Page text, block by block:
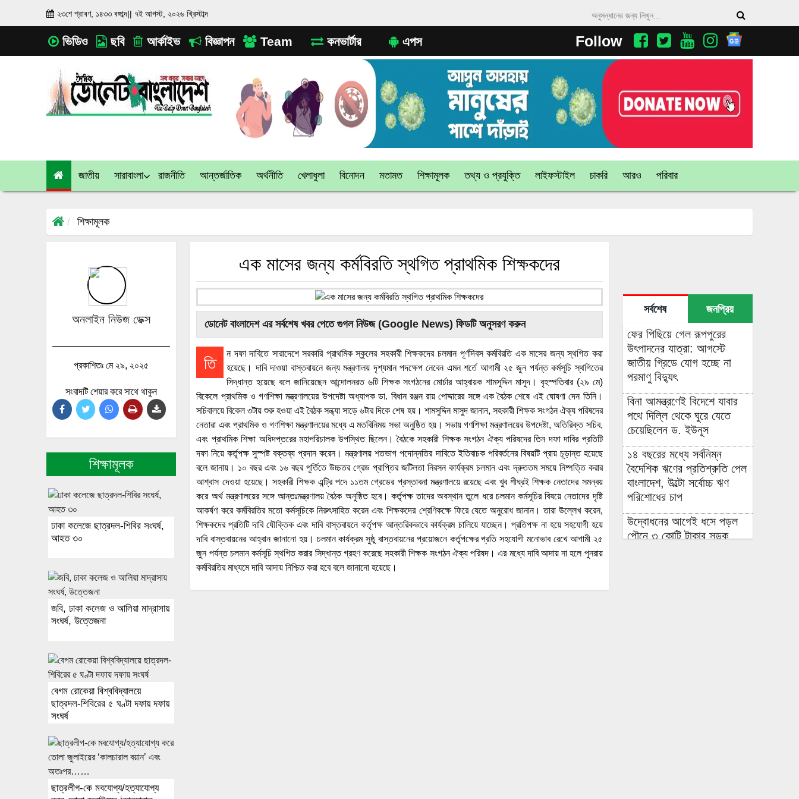
২৩শে শ্রাবণ, ১৪৩৩ বঙ্গাব্দ|| ৭ই আগস্ট, ২০২৬ খ্রিস্টাব্দ
ভিডিও ছবি আর্কাইভ বিজ্ঞাপন Team কনভার্টার এপস Follow
জাতীয় সারাবাংলা রাজনীতি আন্তর্জাতিক অর্থনীতি খেলাধুলা বিনোদন মতামত শিক্ষামূলক তথ্য ও প্রযুক্তি লাইফস্টাইল চাকরি আরও পরিবার
শিক্ষামূলক
অনলাইন নিউজ ডেক্স
প্রকাশিতঃ মে ২৯, ২০২৫
সংবাদটি শেয়ার করে সাথে থাকুন
শিক্ষামূলক
ঢাকা কলেজে ছাত্রদল-শিবির সংঘর্ষ,
আহত ৩০
জবি, ঢাকা কলেজ ও আলিয়া মাদ্রাসায়
সংঘর্ষ, উত্তেজনা
বেগম রোকেয়া বিশ্ববিদ্যালয়ে
ছাত্রদল-শিবিরের ৫ ঘণ্টা দফায় দফায়
সংঘর্ষ
ছাত্রলীগ-কে মবযোগ্য/হত্যাযোগ্য
এক মাসের জন্য কর্মবিরতি স্থগিত প্রাথমিক শিক্ষকদের
ডোনেট বাংলাদেশ এর সর্বশেষ খবর পেতে গুগল নিউজ (Google News) ফিডটি অনুসরণ করুন
তি
ন দফা দাবিতে সারাদেশে সরকারি প্রাথমিক স্কুলের সহকারী শিক্ষকদের চলমান পূর্ণদিবস কর্মবিরতি এক মাসের জন্য স্থগিত করা
হয়েছে। দাবি দাওয়া বাস্তবায়নে জন্য মন্ত্রণালয় দৃশ্যমান পদক্ষেপ নেবেন এমন শর্তে আগামী ২৫ জুন পর্যন্ত কর্মসূচি স্থগিতের
সিদ্ধান্ত হয়েছে বলে জানিয়েছেন আন্দোলনরত ৬টি শিক্ষক সংগঠনের মোর্চার আহ্বায়ক শামসুদ্দিন মাসুদ। বৃহস্পতিবার (২৯ মে)
বিকেলে প্রাথমিক ও গণশিক্ষা মন্ত্রণালয়ের উপদেষ্টা অধ্যাপক ডা. বিধান রঞ্জন রায় পোদ্দারের সঙ্গে এক বৈঠক শেষে এই ঘোষণা দেন তিনি।
সচিবালয়ে বিকেল ৩টায় শুরু হওয়া এই বৈঠক সন্ধ্যা সাড়ে ৬টার দিকে শেষ হয়। শামসুদ্দিন মাসুদ জানান, সহকারী শিক্ষক সংগঠন ঐক্য পরিষদের
নেতারা এবং প্রাথমিক ও গণশিক্ষা মন্ত্রণালয়ের মধ্যে এ মতবিনিময় সভা অনুষ্ঠিত হয়। সভায় গণশিক্ষা মন্ত্রণালয়ের উপদেষ্টা, অতিরিক্ত সচিব,
এবং প্রাথমিক শিক্ষা অধিদপ্তরের মহাপরিচালক উপস্থিত ছিলেন। বৈঠকে সহকারী শিক্ষক সংগঠন ঐক্য পরিষদের তিন দফা দাবির প্রতিটি
দফা নিয়ে কর্তৃপক্ষ সুস্পষ্ট বক্তব্য প্রদান করেন। মন্ত্রণালয় শতভাগ পদোন্নতির দাবিতে ইতিবাচক পরিবর্তনের বিষয়টি প্রায় চূড়ান্ত হয়েছে
বলে জানায়। ১০ বছর এবং ১৬ বছর পূর্তিতে উচ্চতর গ্রেড প্রাপ্তির জটিলতা নিরসন কার্যক্রম চলমান এবং দ্রুততম সময়ে নিষ্পত্তি করার
আশ্বাস দেওয়া হয়েছে। সহকারী শিক্ষক এন্ট্রি পদে ১১তম গ্রেডের প্রস্তাবনা মন্ত্রণালয়ে রয়েছে এবং খুব শীঘ্রই শিক্ষক নেতাদের সমন্বয়
করে অর্থ মন্ত্রণালয়ের সঙ্গে আন্তঃমন্ত্রণালয় বৈঠক অনুষ্ঠিত হবে। কর্তৃপক্ষ তাদের অবস্থান তুলে ধরে চলমান কর্মসূচির বিষয়ে নেতাদের দৃষ্টি
আকর্ষণ করে কর্মবিরতির মতো কর্মসূচিকে নিরুৎসাহিত করেন এবং শিক্ষকদের শ্রেণিকক্ষে ফিরে যেতে অনুরোধ জানান। তারা উল্লেখ করেন,
শিক্ষকদের প্রতিটি দাবি যৌক্তিক এবং দাবি বাস্তবায়নে কর্তৃপক্ষ আন্তরিকভাবে কার্যক্রম চালিয়ে যাচ্ছেন। প্রতিপক্ষ না হয়ে সহযোগী হয়ে
দাবি বাস্তবায়নের আহ্বান জানানো হয়। চলমান কার্যক্রম সুষ্ঠু বাস্তবায়নের প্রয়োজনে কর্তৃপক্ষের প্রতি সহযোগী মনোভাব রেখে আগামী ২৫
জুন পর্যন্ত চলমান কর্মসূচি স্থগিত করার সিদ্ধান্ত গ্রহণ করেছে সহকারী শিক্ষক সংগঠন ঐক্য পরিষদ। এর মধ্যে দাবি আদায় না হলে পুনরায়
কর্মবিরতির মাধ্যমে দাবি আদায় নিশ্চিত করা হবে বলে জানানো হয়েছে।
সর্বশেষ জনপ্রিয়
ফের পিছিয়ে গেল রূপপুরের
উৎপাদনের যাত্রা: আগস্টে
জাতীয় গ্রিডে যোগ হচ্ছে না
পরমাণু বিদ্যুৎ
বিনা আমন্ত্রণেই বিদেশে যাবার
পথে দিল্লি থেকে ঘুরে যেতে
চেয়েছিলেন ড. ইউনূস
১৪ বছরের মধ্যে সর্বনিম্ন
বৈদেশিক ঋণের প্রতিশ্রুতি পেল
বাংলাদেশ, উল্টো সর্বোচ্চ ঋণ
পরিশোধের চাপ
উদ্বোধনের আগেই ধসে পড়ল
পৌনে ৩ কোটি টাকার সড়ক,